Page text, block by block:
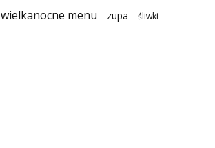
wielkanocne menu zupa śliwki